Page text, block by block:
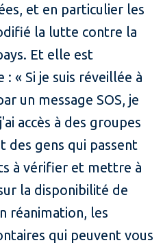
et en particulier les
la lutte contre la
Et elle est
« Si je suis réveillée à
un message SOS, je
accès à des groupes
des gens qui passent
à vérifier et mettre à
la disponibilité de
réanimation, les
qui peuvent vous